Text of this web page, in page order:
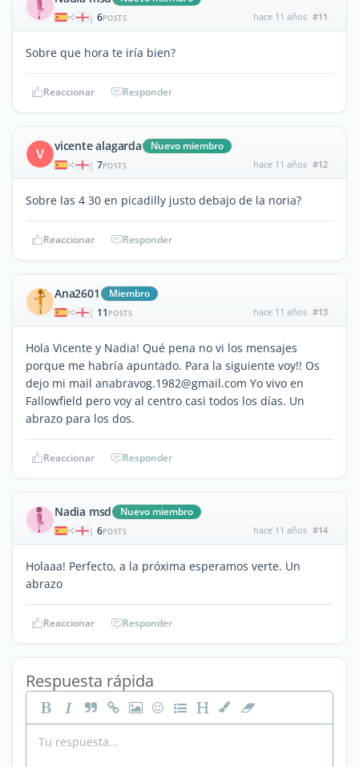
| 6POSTS hace 11 años #11
Sobre que hora te iría bien?
Reaccionar Responder
V vicente alagarda Nuevo miembro
| 7POSTS hace 11 años #12
Sobre las 4 30 en picadilly justo debajo de la noria?
Reaccionar Responder
Ana2601 Miembro
| 11 POSTS hace 11 años #13
Hola Vicente y Nadia! Qué pena no vi los mensajes
porque me habría apuntado. Para la siguiente voy!! Os
dejo mi mail anabravog.1982@gmail.com Yo vivo en
Fallowfield pero voy al centro casi todos los días. Un
abrazo para los dos.
Reaccionar Responder
Nadia msd Nuevo miembro
| 6POSTS hace 11 años #14
Holaaa! Perfecto, a la próxima esperamos verte. Un
abrazo
Reaccionar Responder
Respuesta rápida